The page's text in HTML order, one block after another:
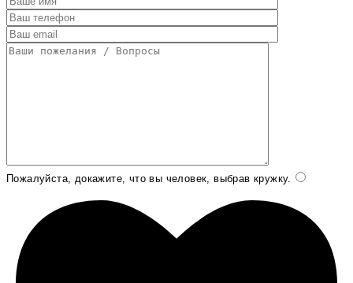
Пожалуйста, докажите, что вы человек, выбрав кружку.